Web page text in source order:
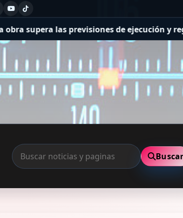
las previsiones de ejecución y registra un
Buscar